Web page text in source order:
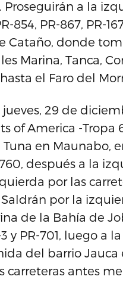
a la
854, PR-867, PR-
Cataño, donde
Marina, Tanca,
el Faro del
29 de
of America -
en Maunabo,
después a la
por las
por la
de la Bahía de
y PR-701, luego a
del barrio
carreteras antes